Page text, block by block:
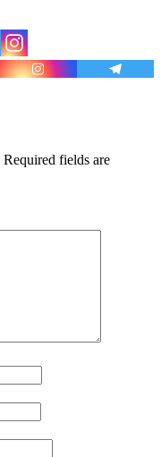
Required fields are